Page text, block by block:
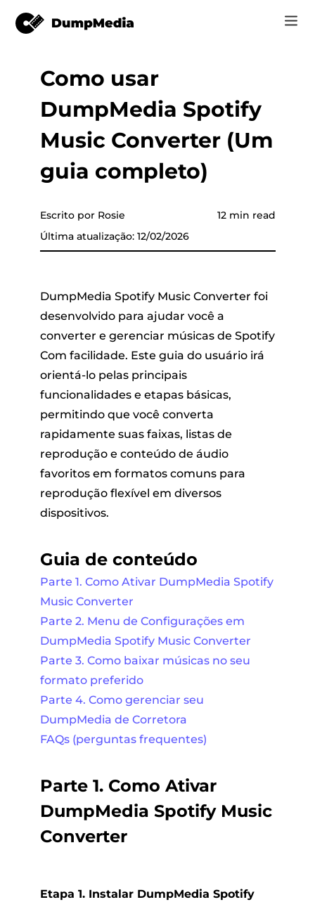
Music
reprodução
Vídeo
Ferramentas on-line
Spotify para mp3
Suporte
Log In
Registrar
Como usar
DumpMedia Spotify
Music Converter (Um
guia completo)
Escrito por Rosie
Última atualização: 12/02/2026
12 min read
DumpMedia Spotify Music Converter foi
desenvolvido para ajudar você a
converter e gerenciar músicas de Spotify
Com facilidade. Este guia do usuário irá
orientá-lo pelas principais
funcionalidades e etapas básicas,
permitindo que você converta
rapidamente suas faixas, listas de
reprodução e conteúdo de áudio
favoritos em formatos comuns para
reprodução flexível em diversos
dispositivos.
Guia de conteúdo
Parte 1. Como Ativar DumpMedia Spotify
Music Converter
Parte 2. Menu de Configurações em
DumpMedia Spotify Music Converter
Parte 3. Como baixar músicas no seu
formato preferido
Parte 4. Como gerenciar seu
DumpMedia de Corretora
FAQs (perguntas frequentes)
Parte 1. Como Ativar
DumpMedia Spotify Music
Converter
Etapa 1. Instalar DumpMedia Spotify